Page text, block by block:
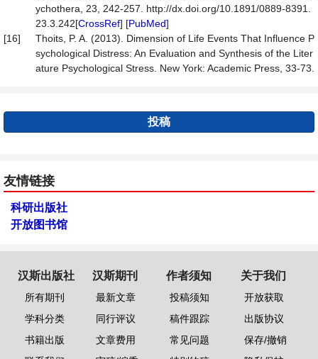
ychothera, 23, 242-257. http://dx.doi.org/10.1891/0889-8391.
23.3.242[CrossRef] [PubMed]
[16]
Thoits, P. A. (2013). Dimension of Life Events That Influence P
sychological Distress: An Evaluation and Synthesis of the Liter
ature Psychological Stress. New York: Academic Press, 33-73.
投稿
友情链接
科研出版社
开放图书馆
汉斯出版社
所有期刊
学科分类
书籍出版
汉斯期刊
最新文章
同行评议
文章费用
作者须知
投稿须知
稿件跟踪
常见问题
关于我们
开放获取
出版协议
保存/撤销